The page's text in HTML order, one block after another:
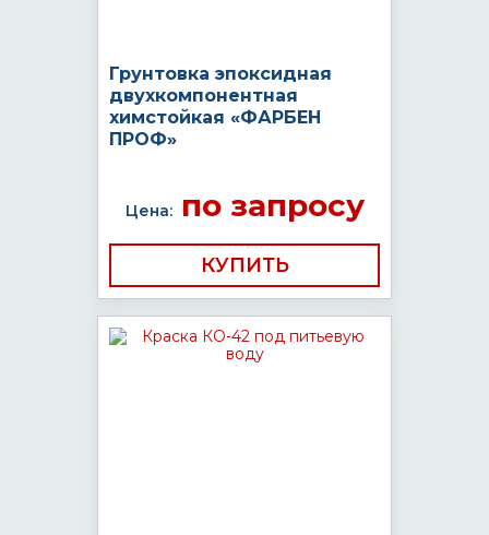
Грунтовка эпоксидная
двухкомпонентная
химстойкая «ФАРБЕН
ПРОФ»
Цена:по запросу
КУПИТЬ